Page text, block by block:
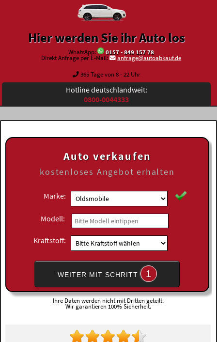
Hier werden Sie ihr Auto los
WhatsApp:
0157 - 849 157 78
Direkt Anfrage per E-Mail:
anfrage@autoabkauf.de
365 Tage von 8 - 22 Uhr
Hotline deutschlandweit:
0800-0044333
Auto verkaufen
kostenloses Angebot erhalten
Marke:
Modell:
Kraftstoff:
WEITER MIT SCHRITT 1
Ihre Daten werden nicht mit Dritten geteilt.
Wir garantieren 100% Sicherheit.